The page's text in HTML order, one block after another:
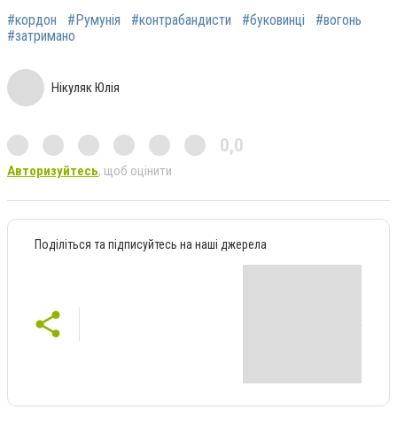
#кордон #Румунія #контрабандисти #буковинці
#вогонь
#затримано
Нікуляк Юлія
0,0
Авторизуйтесь, щоб оцінити
Поділіться та підписуйтесь на наші джерела